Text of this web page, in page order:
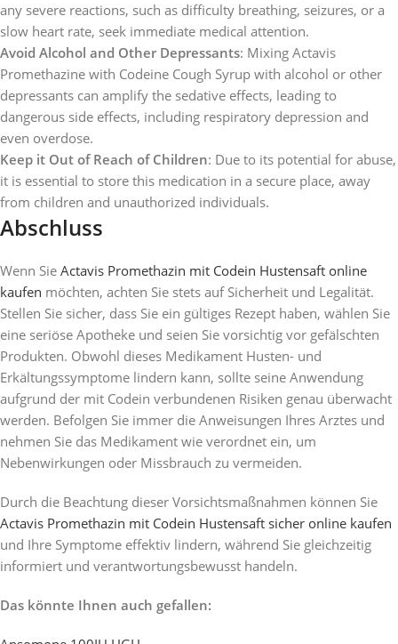
any severe reactions, such as difficulty breathing, seizures, or a
slow heart rate, seek immediate medical attention.
Avoid Alcohol and Other Depressants: Mixing Actavis
Promethazine with Codeine Cough Syrup with alcohol or other
depressants can amplify the sedative effects, leading to
dangerous side effects, including respiratory depression and
even overdose.
Keep it Out of Reach of Children: Due to its potential for abuse,
it is essential to store this medication in a secure place, away
from children and unauthorized individuals.
Abschluss
Wenn Sie Actavis Promethazin mit Codein Hustensaft online
kaufen möchten, achten Sie stets auf Sicherheit und Legalität.
Stellen Sie sicher, dass Sie ein gültiges Rezept haben, wählen Sie
eine seriöse Apotheke und seien Sie vorsichtig vor gefälschten
Produkten. Obwohl dieses Medikament Husten- und
Erkältungssymptome lindern kann, sollte seine Anwendung
aufgrund der mit Codein verbundenen Risiken genau überwacht
werden. Befolgen Sie immer die Anweisungen Ihres Arztes und
nehmen Sie das Medikament wie verordnet ein, um
Nebenwirkungen oder Missbrauch zu vermeiden.
Durch die Beachtung dieser Vorsichtsmaßnahmen können Sie
Actavis Promethazin mit Codein Hustensaft sicher online kaufen
und Ihre Symptome effektiv lindern, während Sie gleichzeitig
informiert und verantwortungsbewusst handeln.
Das könnte Ihnen auch gefallen: